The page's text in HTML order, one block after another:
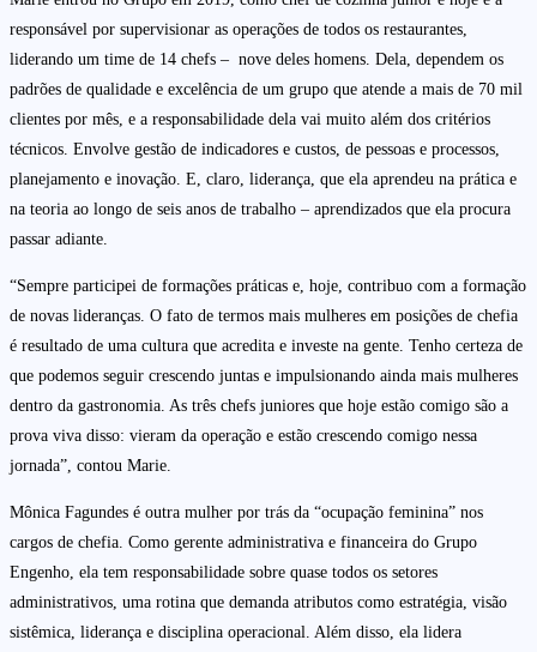
responsável por supervisionar as operações de todos os restaurantes,
liderando um time de 14 chefs – nove deles homens. Dela, dependem os
padrões de qualidade e excelência de um grupo que atende a mais de 70 mil
clientes por mês, e a responsabilidade dela vai muito além dos critérios
técnicos. Envolve gestão de indicadores e custos, de pessoas e processos,
planejamento e inovação. E, claro, liderança, que ela aprendeu na prática e
na teoria ao longo de seis anos de trabalho – aprendizados que ela procura
passar adiante.
“Sempre participei de formações práticas e, hoje, contribuo com a formação
de novas lideranças. O fato de termos mais mulheres em posições de chefia
é resultado de uma cultura que acredita e investe na gente. Tenho certeza de
que podemos seguir crescendo juntas e impulsionando ainda mais mulheres
dentro da gastronomia. As três chefs juniores que hoje estão comigo são a
prova viva disso: vieram da operação e estão crescendo comigo nessa
jornada”, contou Marie.
Mônica Fagundes é outra mulher por trás da “ocupação feminina” nos
cargos de chefia. Como gerente administrativa e financeira do Grupo
Engenho, ela tem responsabilidade sobre quase todos os setores
administrativos, uma rotina que demanda atributos como estratégia, visão
sistêmica, liderança e disciplina operacional. Além disso, ela lidera